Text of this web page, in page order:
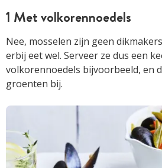
1 Met volkorennoedels
Nee, mosselen zijn geen
erbij eet wel. Serveer ze dus een
volkorennoedels bijvoorbeeld, en
groenten bij.